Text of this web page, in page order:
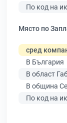
По код на
Място по
сред
В България
В област
В община
По код на